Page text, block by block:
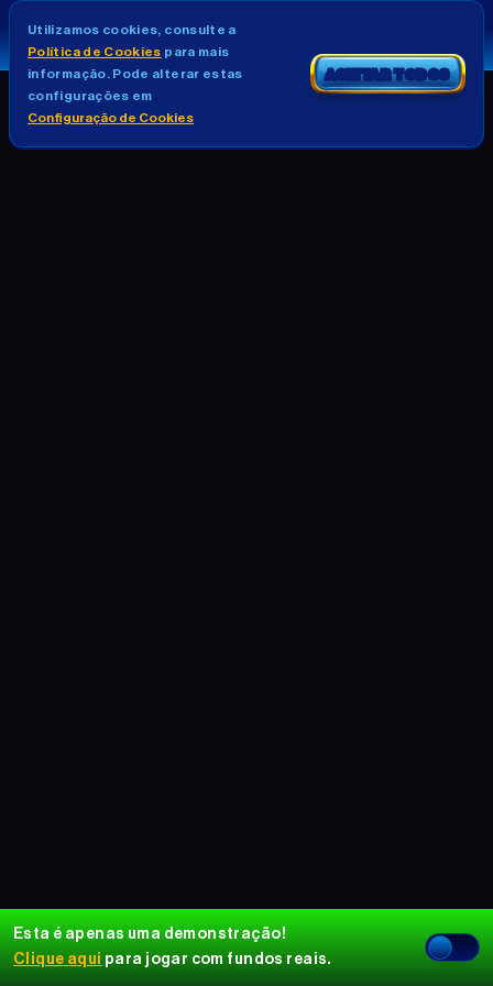
Esta é apenas uma demonstração!
Clique aqui para jogar com fundos reais.
Utilizamos cookies, consulte a
Política de Cookies para mais
informação. Pode alterar estas
configurações em
Configuração de Cookies
ACEITAR TODOS